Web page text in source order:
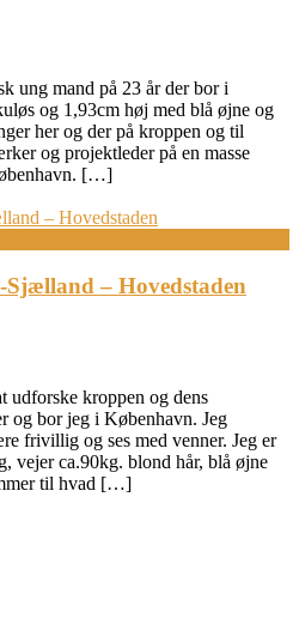
ung mand på 23 år der bor i
og 1,93cm høj med blå øjne og
her og der på kroppen og til
og projektleder på en masse
[…]
– Hovedstaden
udforske kroppen og dens
og bor jeg i København. Jeg
frivillig og ses med venner. Jeg er
vejer ca.90kg. blond hår, blå øjne
til hvad […]